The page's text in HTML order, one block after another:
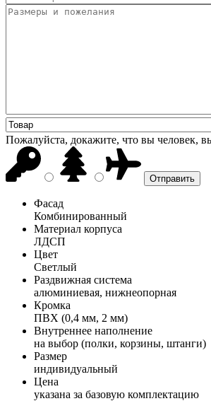
Пожалуйста, докажите, что вы человек,
Фасад
Комбинированный
Материал корпуса
ЛДСП
Цвет
Светлый
Раздвижная система
алюминиевая, нижнеопорная
Кромка
ПВХ (0,4 мм, 2 мм)
Внутреннее наполнение
на выбор (полки, корзины, штанги)
Размер
индивидуальный
Цена
указана за базовую комплектацию